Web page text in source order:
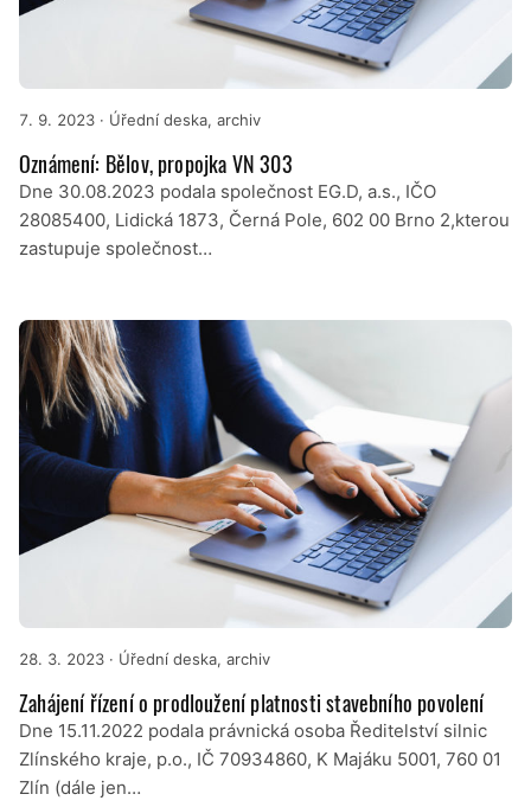
7. 9. 2023 · Úřední deska, archiv
Oznámení: Bělov, propojka VN 303
Dne 30.08.2023 podala společnost EG.D, a.s., IČO
28085400, Lidická 1873, Černá Pole, 602 00 Brno 2,kterou
zastupuje společnost…
28. 3. 2023 · Úřední deska, archiv
Zahájení řízení o prodloužení platnosti stavebního povolení
Dne 15.11.2022 podala právnická osoba Ředitelství silnic
Zlínského kraje, p.o., IČ 70934860, K Majáku 5001, 760 01
Zlín (dále jen…